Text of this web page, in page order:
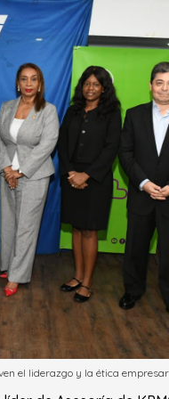
el liderazgo y la ética